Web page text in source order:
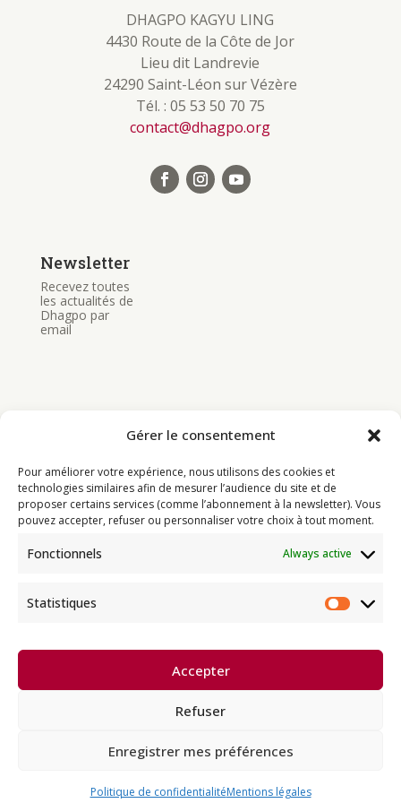
Gérer le consentement
Pour améliorer votre expérience, nous utilisons des cookies et
technologies similaires afin de mesurer l’audience du site et de
proposer certains services (comme l’abonnement à la newsletter). Vous
pouvez accepter, refuser ou personnaliser votre choix à tout moment.
Fonctionnels Always active
Statistiques
Accepter
Refuser
Enregistrer mes préférences
Politique de confidentialitéMentions légales
DHAGPO KAGYU LING
4430 Route de la Côte de Jor
Lieu dit Landrevie
24290 Saint-Léon sur Vézère
Tél. : 05 53 50 70 75
contact@dhagpo.org
Newsletter
Recevez toutes
les actualités de
Dhagpo par
email
Programme
Actualités
Ressources
Infos pratiques
direction spirituelle de Thayé
Dorjé, Sa Sainteté le XVII Gyalwa
lignée karma kagyü, est membre